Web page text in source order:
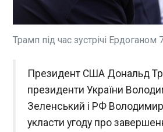
глава РФ Володимир Путін
Про це повідомив президент США Дональд
Трамп у вівторок, 7 липня. "Я
вийде", – заявив він під час
президентом Туреччини
Ердоганом в Анкарі.
Україна та Естонія уклали
17:53:07
Трамп під час зустрічі Ердоганом
Президент США Дональд
президенти України
Зеленський і РФ Володимир
укласти угоду про